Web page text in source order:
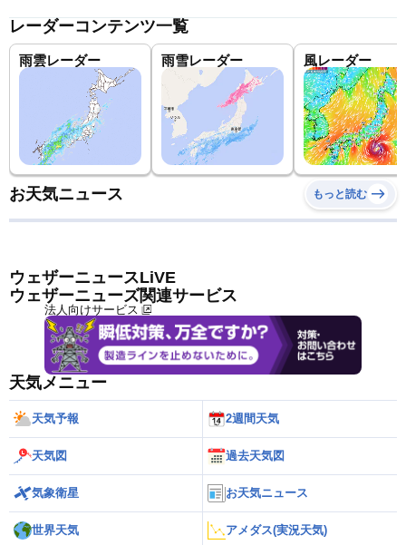
レーダーコンテンツ一覧
雨雲レーダー 雨雪レーダー 風レーダー
お天気ニュース もっと読む
ウェザーニュースLiVE
ウェザーニューズ関連サービス
法人向けサービス
天気メニュー
天気予報 2週間天気
天気図 過去天気図
気象衛星 お天気ニュース
世界天気 アメダス(実況天気)